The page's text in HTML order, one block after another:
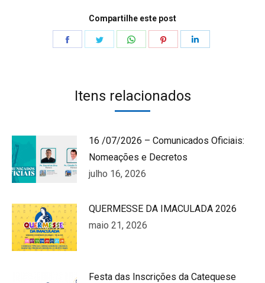
Compartilhe este post
Itens relacionados
16 /07/2026 – Comunicados Oficiais:
Nomeações e Decretos
julho 16, 2026
QUERMESSE DA IMACULADA 2026
maio 21, 2026
Festa das Inscrições da Catequese